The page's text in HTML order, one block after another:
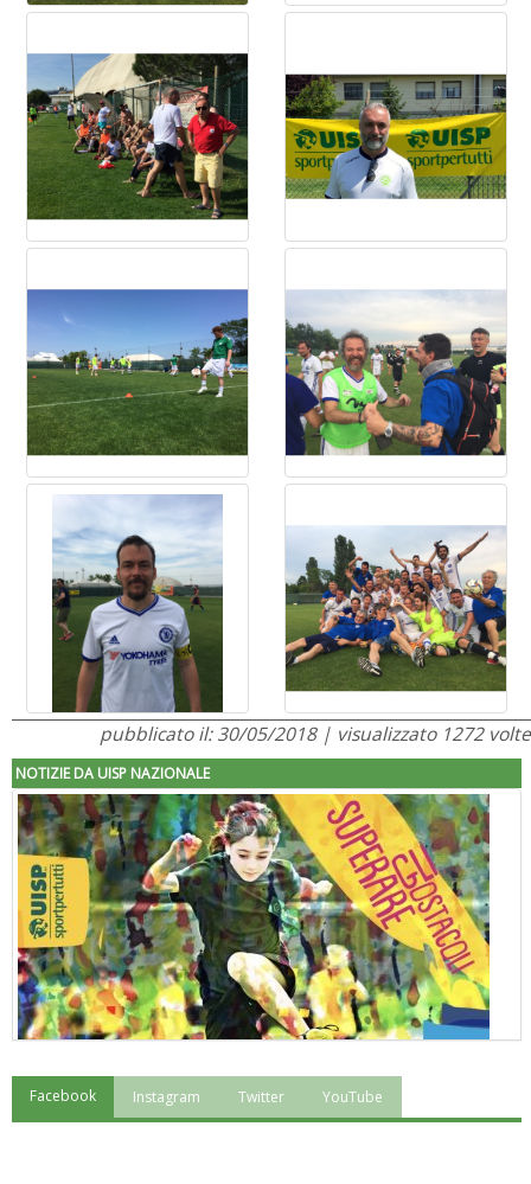
pubblicato il: 30/05/2018 | visualizzato 1272 volte
NOTIZIE DA UISP NAZIONALE
"Superare gli ostacoli": la relazione di Tiziano Pesce al CN Uisp
Facebook Instagram Twitter YouTube